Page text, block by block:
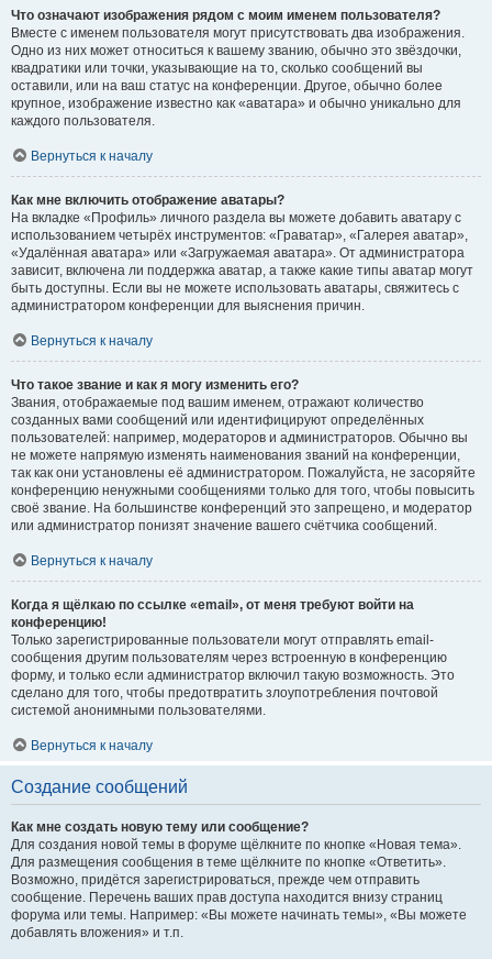
Что означают изображения рядом с моим именем пользователя?
Вместе с именем пользователя могут присутствовать два изображения.
Одно из них может относиться к вашему званию, обычно это звёздочки,
квадратики или точки, указывающие на то, сколько сообщений вы
оставили, или на ваш статус на конференции. Другое, обычно более
крупное, изображение известно как «аватара» и обычно уникально для
каждого пользователя.
Вернуться к началу
Как мне включить отображение аватары?
На вкладке «Профиль» личного раздела вы можете добавить аватару с
использованием четырёх инструментов: «Граватар», «Галерея аватар»,
«Удалённая аватара» или «Загружаемая аватара». От администратора
зависит, включена ли поддержка аватар, а также какие типы аватар могут
быть доступны. Если вы не можете использовать аватары, свяжитесь с
администратором конференции для выяснения причин.
Вернуться к началу
Что такое звание и как я могу изменить его?
Звания, отображаемые под вашим именем, отражают количество
созданных вами сообщений или идентифицируют определённых
пользователей: например, модераторов и администраторов. Обычно вы
не можете напрямую изменять наименования званий на конференции,
так как они установлены её администратором. Пожалуйста, не засоряйте
конференцию ненужными сообщениями только для того, чтобы повысить
своё звание. На большинстве конференций это запрещено, и модератор
или администратор понизят значение вашего счётчика сообщений.
Вернуться к началу
Когда я щёлкаю по ссылке «email», от меня требуют войти на
конференцию!
Только зарегистрированные пользователи могут отправлять email-
сообщения другим пользователям через встроенную в конференцию
форму, и только если администратор включил такую возможность. Это
сделано для того, чтобы предотвратить злоупотребления почтовой
системой анонимными пользователями.
Вернуться к началу
Создание сообщений
Как мне создать новую тему или сообщение?
Для создания новой темы в форуме щёлкните по кнопке «Новая тема».
Для размещения сообщения в теме щёлкните по кнопке «Ответить».
Возможно, придётся зарегистрироваться, прежде чем отправить
сообщение. Перечень ваших прав доступа находится внизу страниц
форума или темы. Например: «Вы можете начинать темы», «Вы можете
добавлять вложения» и т.п.